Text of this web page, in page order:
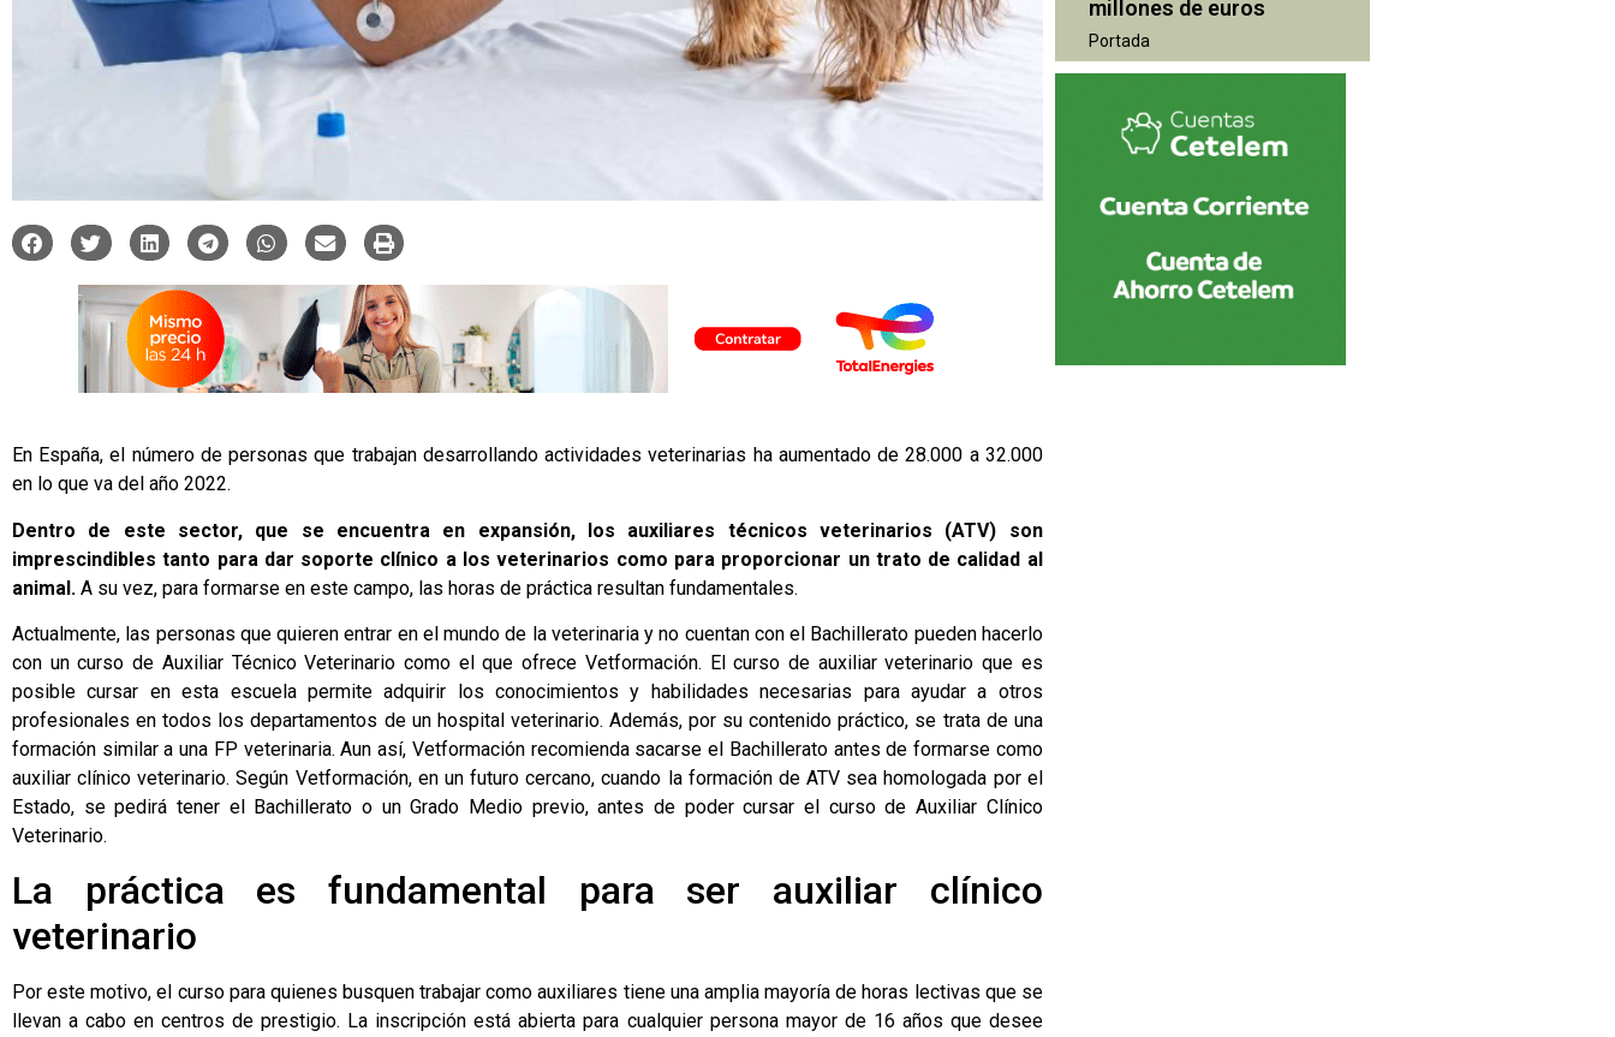
En España, el número de personas que trabajan desarrollando actividades veterinarias ha aumentado de 28.000 a 32.000
en lo que va del año 2022.
Dentro de este sector, que se encuentra en expansión, los auxiliares técnicos veterinarios (ATV) son
imprescindibles tanto para dar soporte clínico a los veterinarios como para proporcionar un trato de calidad al
animal. A su vez, para formarse en este campo, las horas de práctica resultan fundamentales.
Actualmente, las personas que quieren entrar en el mundo de la veterinaria y no cuentan con el Bachillerato pueden hacerlo
con un curso de Auxiliar Técnico Veterinario como el que ofrece Vetformación. El curso de auxiliar veterinario que es
posible cursar en esta escuela permite adquirir los conocimientos y habilidades necesarias para ayudar a otros
profesionales en todos los departamentos de un hospital veterinario. Además, por su contenido práctico, se trata de una
formación similar a una FP veterinaria. Aun así, Vetformación recomienda sacarse el Bachillerato antes de formarse como
auxiliar clínico veterinario. Según Vetformación, en un futuro cercano, cuando la formación de ATV sea homologada por el
Estado, se pedirá tener el Bachillerato o un Grado Medio previo, antes de poder cursar el curso de Auxiliar Clínico
Veterinario.
La práctica es fundamental para ser auxiliar clínico
veterinario
Por este motivo, el curso para quienes busquen trabajar como auxiliares tiene una amplia mayoría de horas lectivas que se
llevan a cabo en centros de prestigio. La inscripción está abierta para cualquier persona mayor de 16 años que desee
millones de euros
Portada